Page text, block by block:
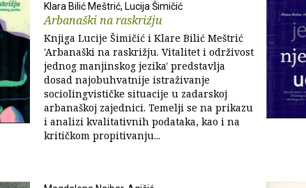
Klara Bilić Meštrić, Lucija Šimičić
Arbanaški na raskrižju
Knjiga Lucije Šimičić i Klare Bilić Meštrić
'Arbanaški na raskrižju. Vitalitet i održivost
jednog manjinskog jezika' predstavlja
dosad najobuhvatnije istraživanje
sociolingvističke situacije u zadarskoj
arbanaškoj zajednici. Temelji se na prikazu
i analizi kvalitativnih podataka, kao i na
kritičkom propitivanju...